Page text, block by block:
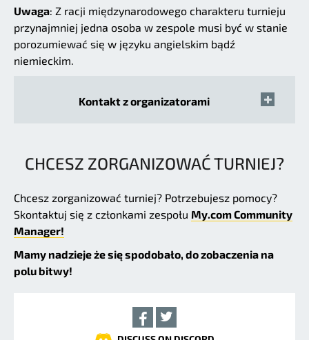
Uwaga: Z racji międzynarodowego charakteru turnieju
przynajmniej jedna osoba w zespole musi być w stanie
porozumiewać się w języku angielskim bądź
niemieckim.
Kontakt z organizatorami
CHCESZ ZORGANIZOWAĆ TURNIEJ?
Chcesz zorganizować turniej? Potrzebujesz pomocy?
Skontaktuj się z członkami zespołu My.com Community
Manager!
Mamy nadzieje że się spodobało, do zobaczenia na
polu bitwy!